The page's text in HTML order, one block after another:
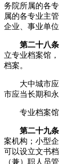
务院所属的各
属的各专业主
企业、事业单
第二十八条
立专业档案馆
档案。
大中城市应
市应当长期和
专业档案馆
第二十九条
案机构；小型
可以设立文书
（兼）职人员管